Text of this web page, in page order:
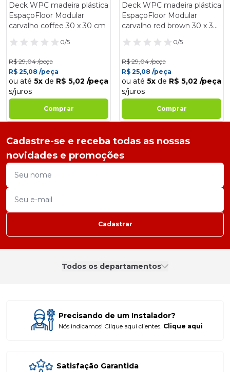
Deck WPC madeira plástica
EspaçoFloor Modular
carvalho coffee 30 x 30 cm
0/5
R$ 29,04 /peça
R$ 25,08 /peça
ou até 5x de R$ 5,02 /peça
s/juros
Comprar
Deck WPC madeira plástica
EspaçoFloor Modular
carvalho red brown 30 x 30
0/5
R$ 29,04 /peça
R$ 25,08 /peça
ou até 5x de R$ 5,02 /peça
s/juros
Comprar
Cadastre-se e receba todas as nossas
novidades e promoções
Cadastrar
Todos os departamentos
Precisando de um Instalador?
Nós indicamos! Clique aqui clientes. Clique aqui
Satisfação Garantida